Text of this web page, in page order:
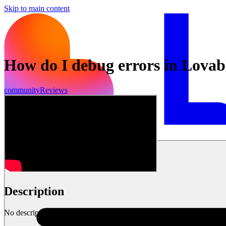
Skip to main content
How do I debug errors in
communityReviews
Description
No description available